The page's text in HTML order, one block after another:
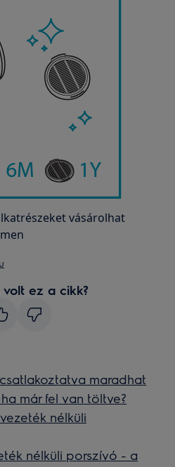
vásárolhat
ez a cikk?
maradhat
már fel van töltve?
nélküli
nélküli porszívó - a